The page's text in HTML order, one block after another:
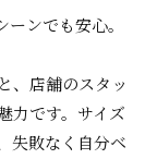
ンでも安心。
、店舗のスタッ
力です。サイズ
失敗なく自分ベ